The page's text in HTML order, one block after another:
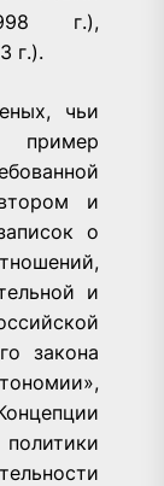
г.),
г.).
чьи
пример
и
о
и
закона